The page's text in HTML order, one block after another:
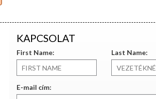
KAPCSOLAT
First Name: Last Name:
E-mail cím: